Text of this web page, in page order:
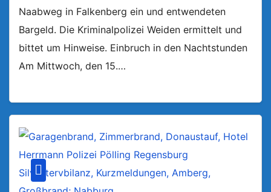
Naabweg in Falkenberg ein und entwendeten
Bargeld. Die Kriminalpolizei Weiden ermittelt und
bittet um Hinweise. Einbruch in den Nachtstunden
Am Mittwoch, den 15.…